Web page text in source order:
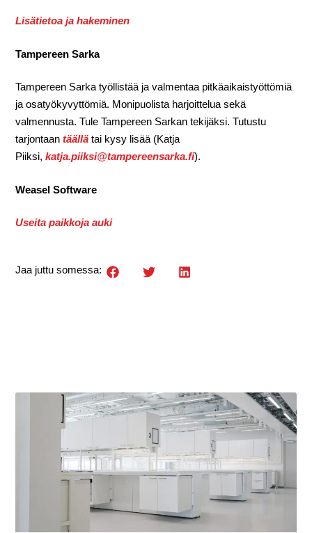
Lisätietoa ja hakeminen
Tampereen Sarka
Tampereen Sarka työllistää ja valmentaa pitkäaikaistyöttömiä
ja osatyökyvyttömiä. Monipuolista harjoittelua sekä
valmennusta. Tule Tampereen Sarkan tekijäksi. Tutustu
tarjontaantäällä tai kysy lisää (Katja
Piiksi,katja.piiksi@tampereensarka.fi).
Weasel Software
Useita paikkoja auki
Jaa juttu somessa: